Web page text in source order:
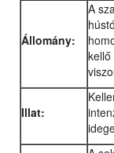
Állomány:
A
Illat: